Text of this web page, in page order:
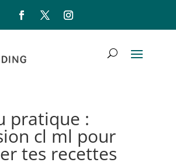
pratique :
cl ml pour
tes recettes